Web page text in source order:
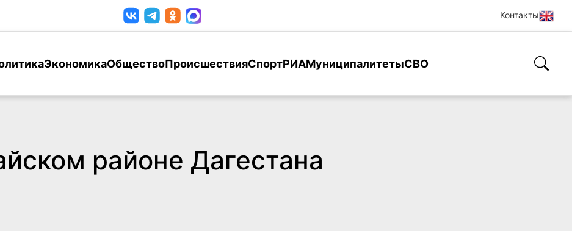
Контакты
ЭкономикаОбществоПроисшествияСпортРИАМуниципалитетыСВО
районе Дагестана